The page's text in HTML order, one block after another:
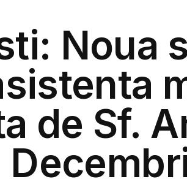
Noua
de Sf.